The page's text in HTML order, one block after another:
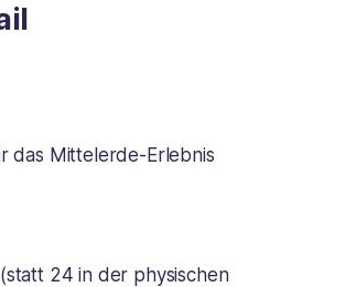
das Mittelerde-Erlebnis
24 in der physischen